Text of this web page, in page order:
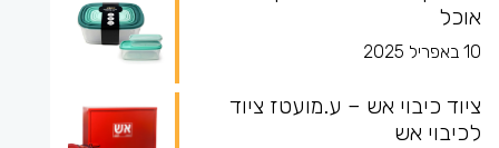
אוכל
10 באפריל 2025
ציוד כיבוי אש – ע.מועטז ציוד
לכיבוי אש